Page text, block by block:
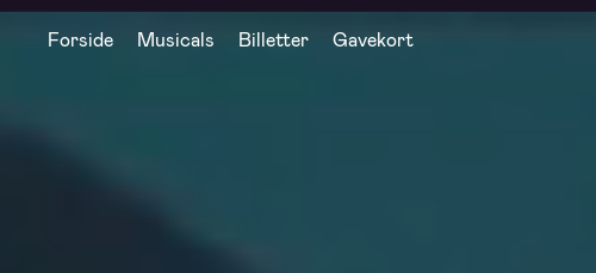
Forside Musicals Billetter Gavekort